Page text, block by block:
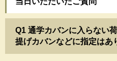
Q1 通学カバンに入らない
提げカバンなどに指定はあ